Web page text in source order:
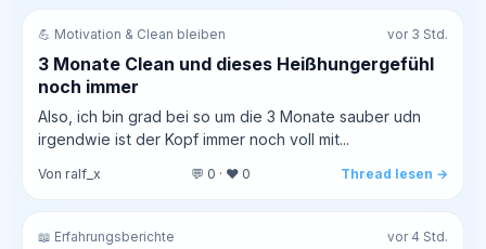
💪 Motivation & Clean bleiben vor 3 Std.
3 Monate Clean und dieses Heißhungergefühl
noch immer
Also, ich bin grad bei so um die 3 Monate sauber udn
irgendwie ist der Kopf immer noch voll mit...
Von ralf_x 💬 0 · ❤️ 0 Thread lesen →
📖 Erfahrungsberichte vor 4 Std.